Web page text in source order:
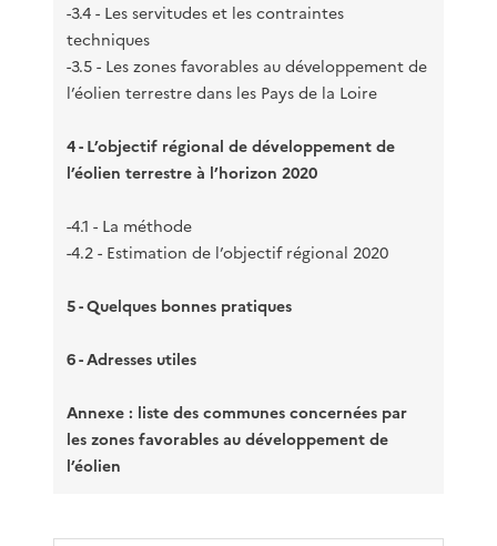
-3.4 - Les servitudes et les contraintes
techniques
-3.5 - Les zones favorables au développement de
l’éolien terrestre dans les Pays de la Loire
4 - L’objectif régional de développement de
l’éolien terrestre à l’horizon 2020
-4.1 - La méthode
-4.2 - Estimation de l’objectif régional 2020
5 - Quelques bonnes pratiques
6 - Adresses utiles
Annexe : liste des communes concernées par
les zones favorables au développement de
l’éolien